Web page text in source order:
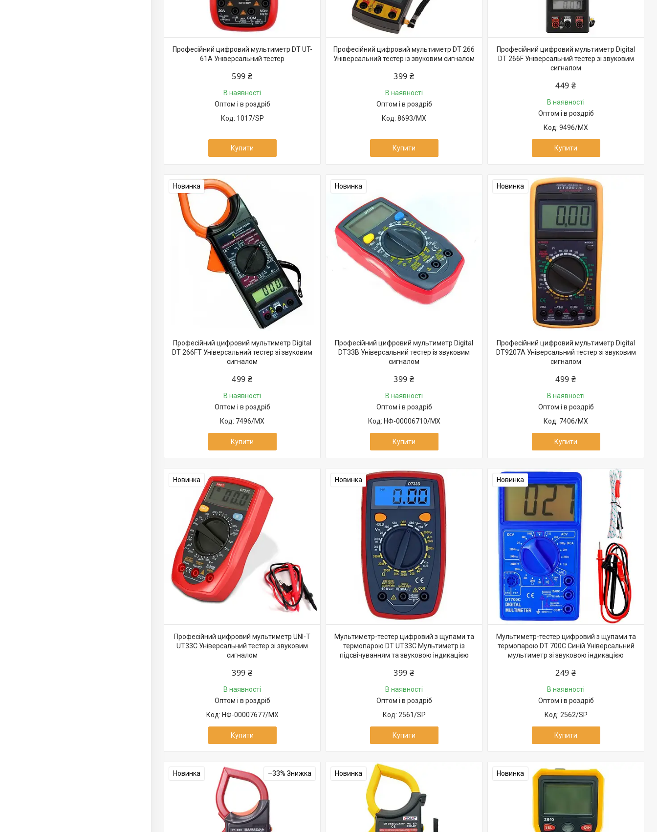
Професійний цифровий мультиметр DT UT-
61A Універсальний тестер
599 ₴
В наявності
Оптом і в роздріб
1017/SP
Купити
Професійний цифровий мультиметр DT 266
Універсальний тестер із звуковим сигналом
399 ₴
В наявності
Оптом і в роздріб
8693/MX
Купити
Професійний цифровий мультиметр Digital
DT 266F Універсальний тестер зі звуковим
сигналом
449 ₴
В наявності
Оптом і в роздріб
9496/MX
Купити
Новинка
Професійний цифровий мультиметр Digital
DT 266FT Універсальний тестер зі звуковим
сигналом
499 ₴
В наявності
Оптом і в роздріб
7496/MX
Купити
Новинка
Професійний цифровий мультиметр Digital
DT33B Універсальний тестер із звуковим
сигналом
399 ₴
В наявності
Оптом і в роздріб
НФ-00006710/MX
Купити
Новинка
Професійний цифровий мультиметр Digital
DT9207A Універсальний тестер зі звуковим
сигналом
499 ₴
В наявності
Оптом і в роздріб
7406/MX
Купити
Новинка
Професійний цифровий мультиметр UNI-T
UT33C Універсальний тестер зі звуковим
сигналом
399 ₴
В наявності
Оптом і в роздріб
НФ-00007677/MX
Купити
Новинка
Мультиметр-тестер цифровий з щупами та
термопарою DT UT33C Мультиметр із
підсвічуванням та звуковою індикацією
399 ₴
В наявності
Оптом і в роздріб
2561/SP
Купити
Новинка
Мультиметр-тестер цифровий з щупами та
термопарою DT 700C Синій Універсальний
мультиметр зі звуковою індикацією
249 ₴
В наявності
Оптом і в роздріб
2562/SP
Купити
Новинка –33% Новинка Новинка